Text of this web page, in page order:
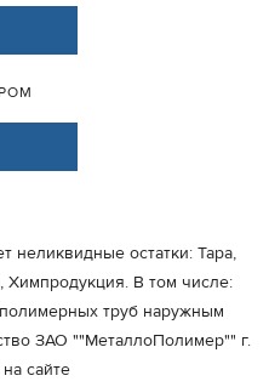
неликвидные остатки: Тара,
Химпродукция. В том числе:
труб наружным
ЗАО ""МеталлоПолимер"" г.
сайте